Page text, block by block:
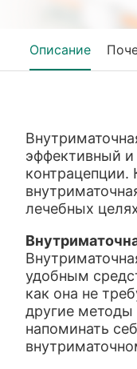
Описание
эффективный
контрацепции.
лечебных
удобным
как она не
другие методы
напоминать